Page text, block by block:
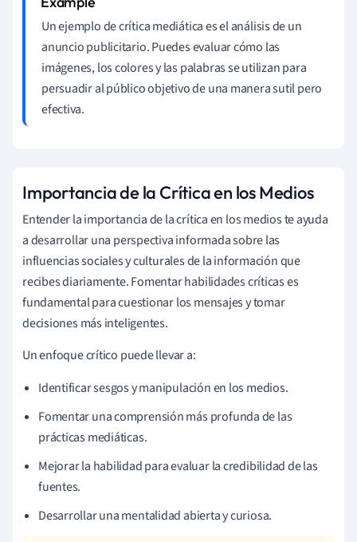
Un ejemplo de crítica mediática es el análisis de un
anuncio publicitario. Puedes evaluar cómo las
imágenes, los colores y las palabras se utilizan para
persuadir al público objetivo de una manera sutil pero
efectiva.
Importancia de la Crítica en los Medios
Entender la importancia de la crítica en los medios te ayuda
a desarrollar una perspectiva informada sobre las
influencias sociales y culturales de la información que
recibes diariamente. Fomentar habilidades críticas es
fundamental para cuestionar los mensajes y tomar
decisiones más inteligentes.
Un enfoque crítico puede llevar a:
Identificar sesgos y manipulación en los medios.
Fomentar una comprensión más profunda de las
prácticas mediáticas.
Mejorar la habilidad para evaluar la credibilidad de las
fuentes.
Desarrollar una mentalidad abierta y curiosa.